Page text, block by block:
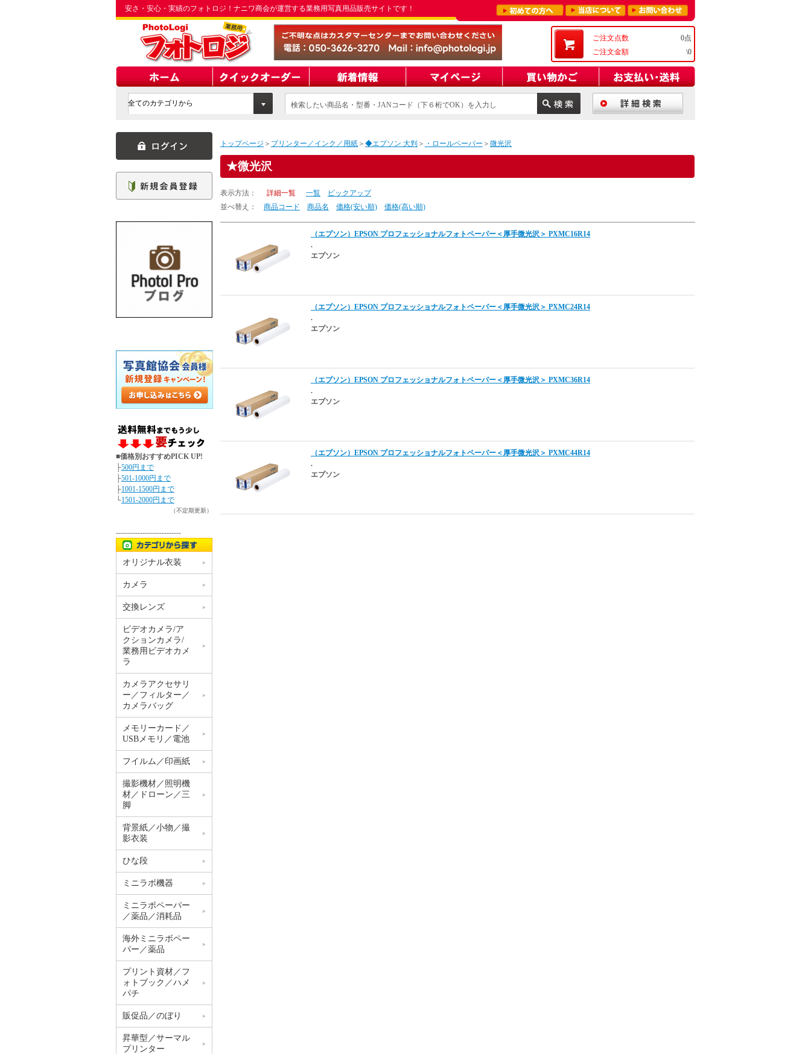
安さ・安心・実績のフォトロジ！ナニワ商会が運営する業務用写真用品販売サイトです！
ご注文点数
0点
ご注文金額
\0
検索したい商品名・型番・JANコード（下６桁でOK）を入力し
トップページ ＞ プリンター／インク／用紙 ＞ ◆エプソン 大判 ＞ ・ロールペーパー ＞ 微光沢
微光沢
表示方法： 詳細一覧 一覧
ピックアップ
並べ替え：
商品コード 商品名 価格(安い順) 価格(高い順)
（エプソン）EPSON プロフェッショナルフォトペーパー＜厚手微光沢＞ PXMC16R14
.
エプソン
（エプソン）EPSON プロフェッショナルフォトペーパー＜厚手微光沢＞ PXMC24R14
.
エプソン
（エプソン）EPSON プロフェッショナルフォトペーパー＜厚手微光沢＞ PXMC36R14
.
エプソン
（エプソン）EPSON プロフェッショナルフォトペーパー＜厚手微光沢＞ PXMC44R14
.
エプソン
■価格別おすすめPICK UP!
├500円まで
├501-1000円まで
├1001-1500円まで
└1501-2000円まで
（不定期更新）
---------------------------
オリジナル衣装
カメラ
交換レンズ
ビデオカメラ/ア
クションカメラ/
業務用ビデオカメ
ラ
カメラアクセサリ
ー／フィルター／
カメラバッグ
メモリーカード／
USBメモリ／電池
フイルム／印画紙
撮影機材／照明機
材／ドローン／三
脚
背景紙／小物／撮
影衣装
ひな段
ミニラボ機器
ミニラボペーパー
／薬品／消耗品
海外ミニラボペー
パー／薬品
プリント資材／フ
ォトブック／ハメ
パチ
販促品／のぼり
昇華型／サーマル
プリンター